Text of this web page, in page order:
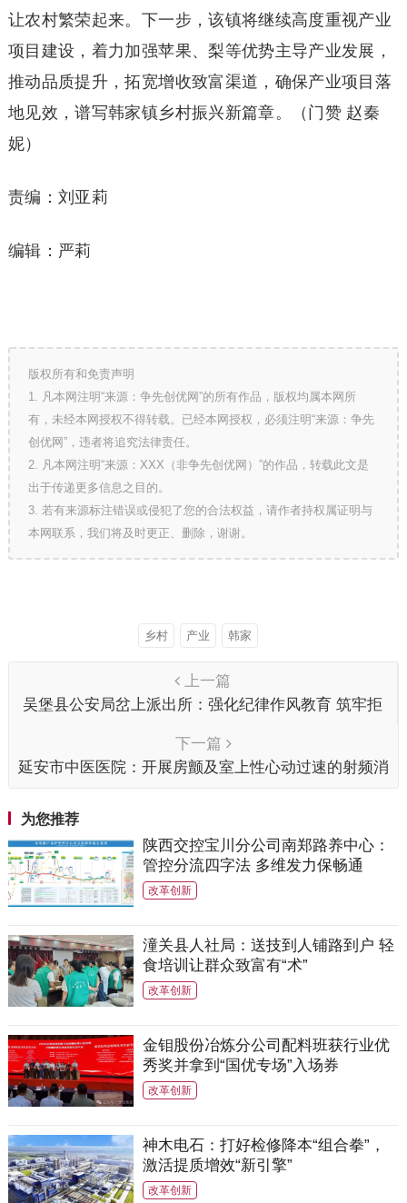
让农村繁荣起来。下一步，该镇将继续高度重视产业
项目建设，着力加强苹果、梨等优势主导产业发展，
推动品质提升，拓宽增收致富渠道，确保产业项目落
地见效，谱写韩家镇乡村振兴新篇章。（门赞 赵秦
妮）
责编：刘亚莉
编辑：严莉
版权所有和免责声明
1. 凡本网注明“来源：争先创优网”的所有作品，版权均属本网所
有，未经本网授权不得转载。已经本网授权，必须注明“来源：争先
创优网”，违者将追究法律责任。
2. 凡本网注明“来源：XXX（非争先创优网）”的作品，转载此文是
出于传递更多信息之目的。
3. 若有来源标注错误或侵犯了您的合法权益，请作者持权属证明与
本网联系，我们将及时更正、删除，谢谢。
乡村 产业 韩家
上一篇
吴堡县公安局岔上派出所：强化纪律作风教育 筑牢拒
下一篇
延安市中医医院：开展房颤及室上性心动过速的射频消
为您推荐
陕西交控宝川分公司南郑路养中心：
管控分流四字法 多维发力保畅通
改革创新
潼关县人社局：送技到人铺路到户 轻
食培训让群众致富有“术”
改革创新
金钼股份冶炼分公司配料班获行业优
秀奖并拿到“国优专场”入场券
改革创新
神木电石：打好检修降本“组合拳”，
激活提质增效“新引擎”
改革创新